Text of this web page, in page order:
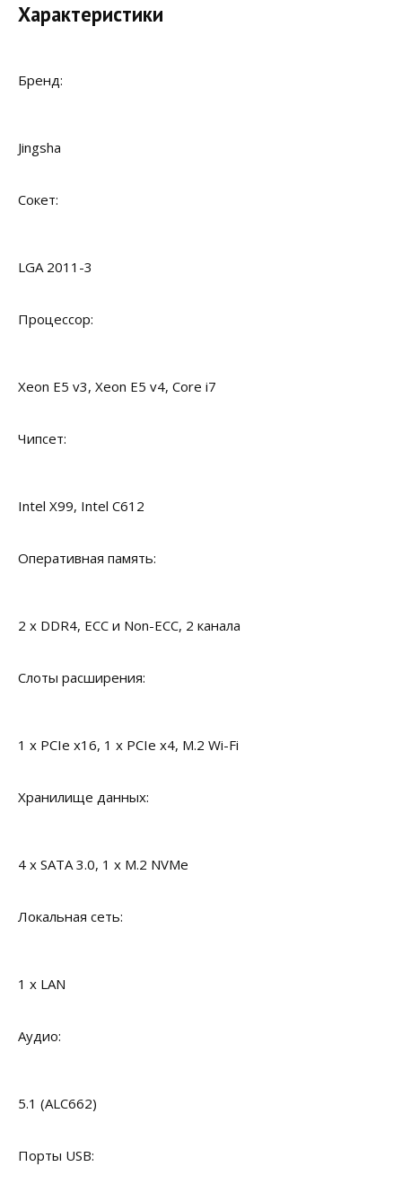
Характеристики
Бренд:
Jingsha
Сокет:
LGA 2011-3
Процессор:
Xeon E5 v3, Xeon E5 v4, Core i7
Чипсет:
Intel X99, Intel C612
Оперативная память:
2 x DDR4, ECC и Non-ECC, 2 канала
Слоты расширения:
1 x PCIe x16, 1 x PCIe x4, M.2 Wi-Fi
Хранилище данных:
4 x SATA 3.0, 1 x M.2 NVMe
Локальная сеть:
1 x LAN
Аудио:
5.1 (ALC662)
Порты USB: